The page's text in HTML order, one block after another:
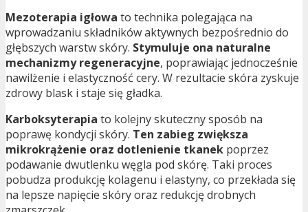
Mezoterapia igłowa to technika polegająca na
wprowadzaniu składników aktywnych bezpośrednio do
głębszych warstw skóry. Stymuluje ona naturalne
mechanizmy regeneracyjne, poprawiając jednocześnie
nawilżenie i elastyczność cery. W rezultacie skóra zyskuje
zdrowy blask i staje się gładka.
Karboksyterapia to kolejny skuteczny sposób na
poprawę kondycji skóry. Ten zabieg zwiększa
mikrokrążenie oraz dotlenienie tkanek poprzez
podawanie dwutlenku węgla pod skórę. Taki proces
pobudza produkcję kolagenu i elastyny, co przekłada się
na lepsze napięcie skóry oraz redukcję drobnych